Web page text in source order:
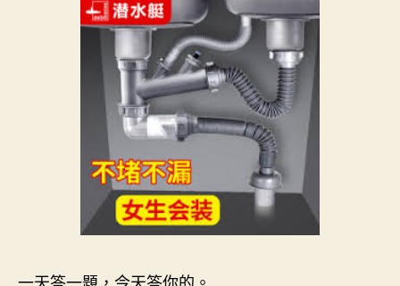
一天答一題，今天答你的。